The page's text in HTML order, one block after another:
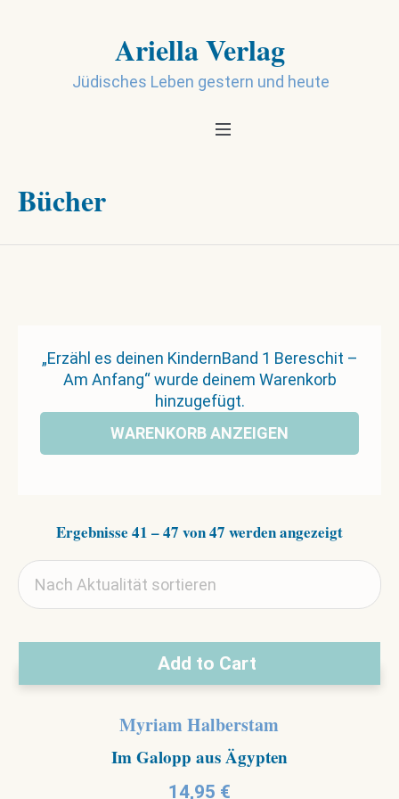
Ariella Verlag
Jüdisches Leben gestern und heute
Bücher
„Erzähl es deinen KindernBand 1 Bereschit –
Am Anfang“ wurde deinem Warenkorb
hinzugefügt.
WARENKORB ANZEIGEN
Ergebnisse 41 – 47 von 47 werden angezeigtNach
sortiert
Add to Cart
Myriam Halberstam
Im Galopp aus Ägypten
14,95 €